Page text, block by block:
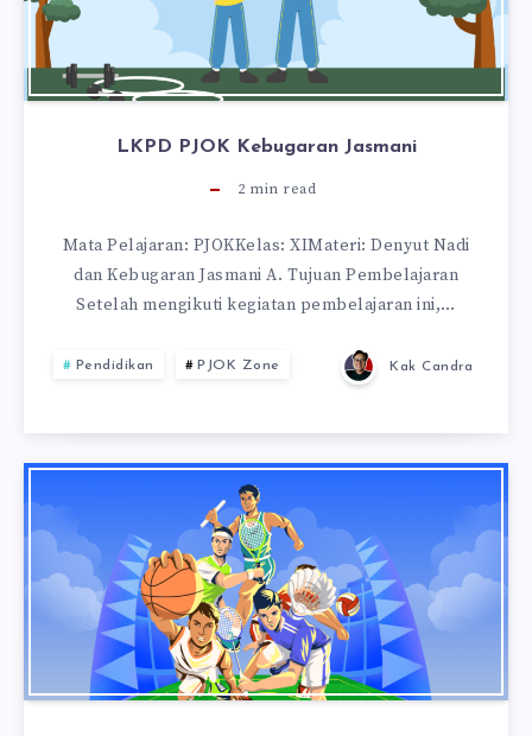
LKPD PJOK Kebugaran Jasmani
2 min read
Mata Pelajaran: PJOKKelas: XIMateri: Denyut Nadi
dan Kebugaran Jasmani A. Tujuan Pembelajaran
Setelah mengikuti kegiatan pembelajaran ini,…
Pendidikan PJOK Zone Kak Candra